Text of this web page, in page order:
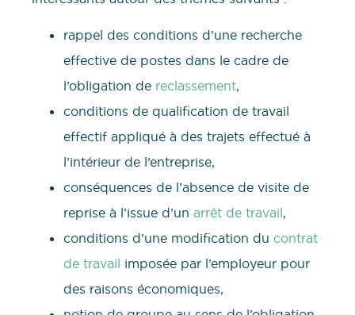
rappel des conditions d’une recherche
effective de postes dans le cadre de
l’obligation de reclassement,
conditions de qualification de travail
effectif appliqué à des trajets effectué à
l’intérieur de l’entreprise,
conséquences de l’absence de visite de
reprise à l’issue d’un arrêt de travail,
conditions d’une modification du contrat
de travail imposée par l’employeur pour
des raisons économiques,